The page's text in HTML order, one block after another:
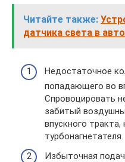
Читайте также:
датчика света в
Недостаточное
попадающего во
Спровоцировать
забитый
впускного тракта,
турбонагнетателя.
Избыточная